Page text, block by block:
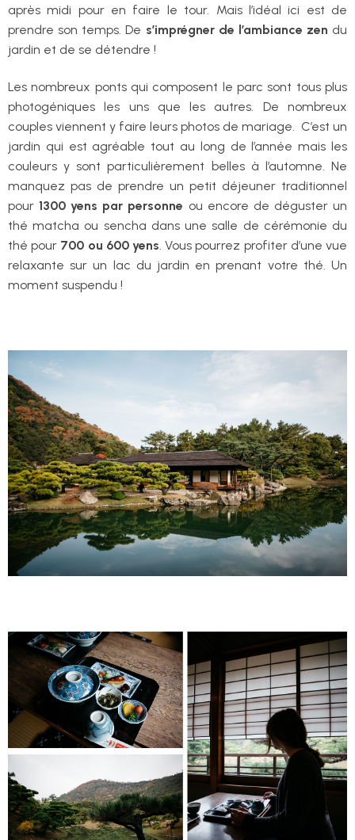
après midi pour en faire le tour. Mais l’idéal ici est de
prendre son temps. De s’imprégner de l’ambiance zen du
jardin et de se détendre !
Les nombreux ponts qui composent le parc sont tous plus
photogéniques les uns que les autres. De nombreux
couples viennent y faire leurs photos de mariage. C’est un
jardin qui est agréable tout au long de l’année mais les
couleurs y sont particulièrement belles à l’automne. Ne
manquez pas de prendre un petit déjeuner traditionnel
pour1300 yens par personne ou encore de déguster un
thé matcha ou sencha dans une salle de cérémonie du
thé pour 700 ou 600 yens. Vous pourrez profiter d’une vue
relaxante sur un lac du jardin en prenant votre thé. Un
moment suspendu !